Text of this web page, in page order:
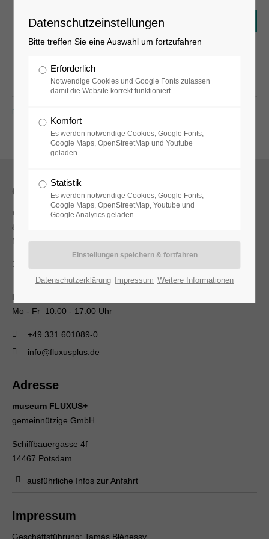
Öffnungszeiten
museum, museumsshop
& museumscafé
Mi - So 13:00 - 18:00 Uhr
Büro
Mo - Fr 10:00 - 17:00 Uhr
+49 331 601089-0
info@fluxusplus.de
Adresse
museum FLUXUS+
gemeinnützige GmbH
Schiffbauergasse 4f
14467 Potsdam
ausführliche Infos zur Anfahrt
Impressum
Geschäftsführung: Tamás Blénessy
Datenschutzeinstellungen
Bitte treffen Sie eine Auswahl um fortzufahren
Erforderlich
Notwendige Cookies und Google Fonts zulassen
damit die Website korrekt funktioniert
Komfort
Es werden notwendige Cookies, Google Fonts,
Google Maps, OpenStreetMap und Youtube
geladen
Statistik
Es werden notwendige Cookies, Google Fonts,
Google Maps, OpenStreetMap, Youtube und
Google Analytics geladen
Datenschutzerklärung Impressum Weitere Informationen